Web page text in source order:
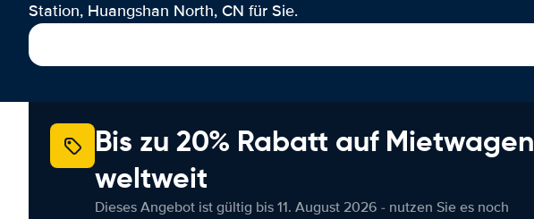
Station, Huangshan North, CN für Sie.
Bis zu 20% Rabatt auf Mietwagen
weltweit
Dieses Angebot ist gültig bis 11. August 2026 - nutzen Sie es noch